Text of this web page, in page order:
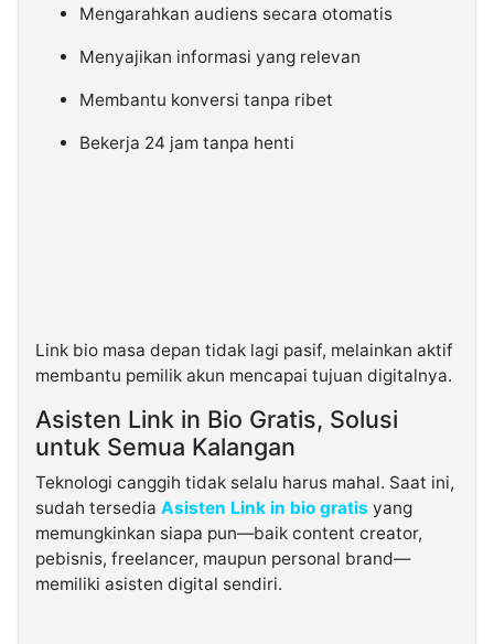
Mengarahkan audiens secara otomatis
Menyajikan informasi yang relevan
Membantu konversi tanpa ribet
Bekerja 24 jam tanpa henti
Link bio masa depan tidak lagi pasif, melainkan aktif
membantu pemilik akun mencapai tujuan digitalnya.
Asisten Link in Bio Gratis, Solusi
untuk Semua Kalangan
Teknologi canggih tidak selalu harus mahal. Saat ini,
sudah tersedia Asisten Link in bio gratis yang
memungkinkan siapa pun—baik content creator,
pebisnis, freelancer, maupun personal brand—
memiliki asisten digital sendiri.